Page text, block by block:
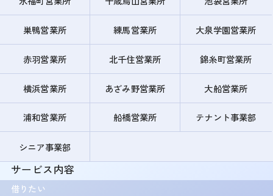
巣鴨営業所 練馬営業所 大泉学園営業所
赤羽営業所 北千住営業所 錦糸町営業所
横浜営業所 あざみ野営業所 大船営業所
浦和営業所 船橋営業所 テナント事業部
シニア事業部
サービス内容
借りたい